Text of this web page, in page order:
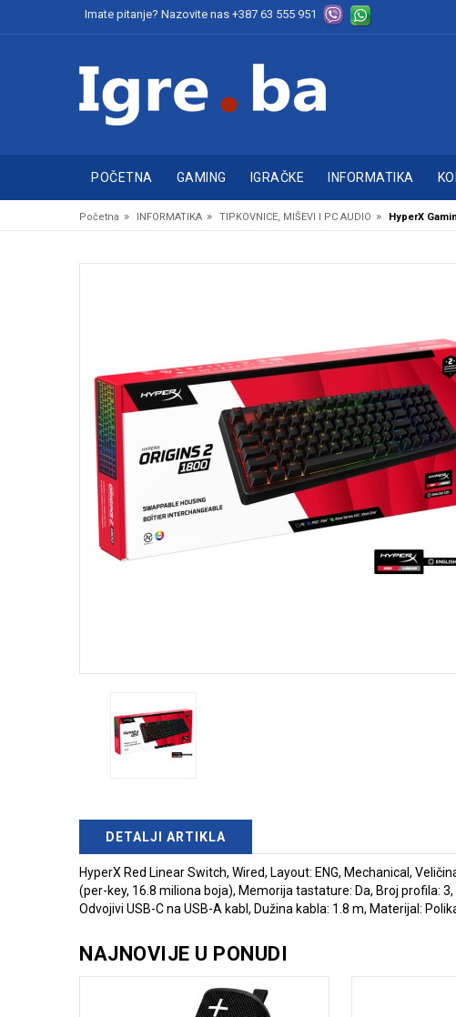
Imate pitanje? Nazovite nas +387 63 555 951
POČETNA GAMING IGRAČKE INFORMATIKA
Početna » INFORMATIKA » TIPKOVNICE, MIŠEVI I PC AUDIO » HyperX
DETALJI ARTIKLA
HyperX Red Linear Switch, Wired, Layout: ENG, Mechanical,
(per-key, 16.8 miliona boja), Memorija tastature: Da, Broj profila:
Odvojivi USB-C na USB-A kabl, Dužina kabla: 1.8 m, Materijal:
NAJNOVIJE U PONUDI